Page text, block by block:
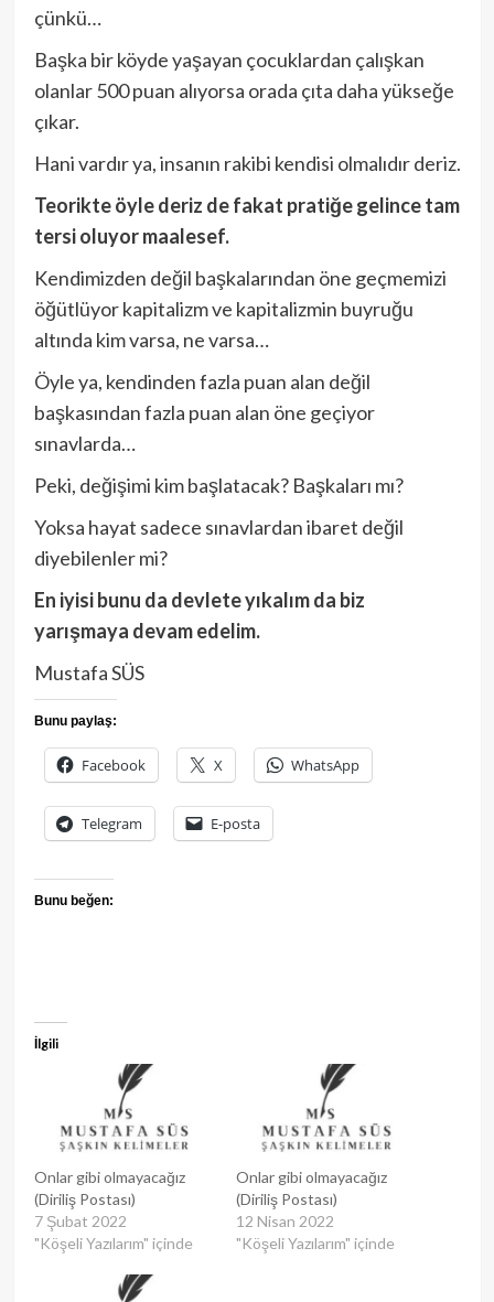
çünkü…
Başka bir köyde yaşayan çocuklardan çalışkan
olanlar 500 puan alıyorsa orada çıta daha yükseğe
çıkar.
Hani vardır ya, insanın rakibi kendisi olmalıdır deriz.
Teorikte öyle deriz de fakat pratiğe gelince tam
tersi oluyor maalesef.
Kendimizden değil başkalarından öne geçmemizi
öğütlüyor kapitalizm ve kapitalizmin buyruğu
altında kim varsa, ne varsa…
Öyle ya, kendinden fazla puan alan değil
başkasından fazla puan alan öne geçiyor
sınavlarda…
Peki, değişimi kim başlatacak? Başkaları mı?
Yoksa hayat sadece sınavlardan ibaret değil
diyebilenler mi?
En iyisi bunu da devlete yıkalım da biz
yarışmaya devam edelim.
Mustafa SÜS
Bunu paylaş:
Facebook X WhatsApp
Telegram E-posta
Bunu beğen:
İlgili
Onlar gibi olmayacağız
(Diriliş Postası)
7 Şubat 2022
"Köşeli Yazılarım" içinde
Onlar gibi olmayacağız
(Diriliş Postası)
12 Nisan 2022
"Köşeli Yazılarım" içinde